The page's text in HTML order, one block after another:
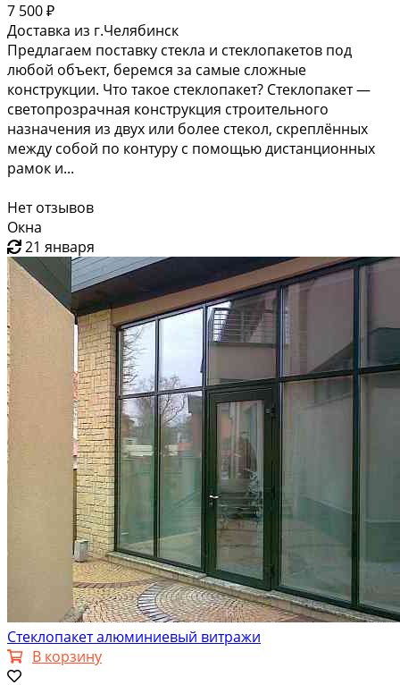
7 500 ₽
Доставка из г.Челябинск
Предлагаем поставку стекла и стеклопакетов под
любой объект, беремся за самые сложные
конструкции. Что такое стеклопакет? Стеклопакет —
светопрозрачная конструкция строительного
назначения из двух или более стекол, скреплённых
между собой по контуру с помощью дистанционных
рамок и...
Нет отзывов
Окна
21 января
Стеклопакет алюминиевый витражи
В корзину